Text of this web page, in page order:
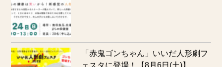
「赤鬼ゴンちゃん」いいだ人形劇フ